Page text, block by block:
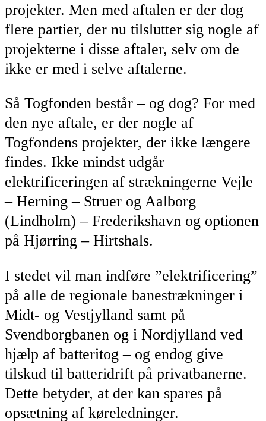
projekter. Men med aftalen er der dog
flere partier, der nu tilslutter sig nogle af
projekterne i disse aftaler, selv om de
ikke er med i selve aftalerne.
Så Togfonden består – og dog? For med
den nye aftale, er der nogle af
Togfondens projekter, der ikke længere
findes. Ikke mindst udgår
elektrificeringen af strækningerne Vejle
– Herning – Struer og Aalborg
(Lindholm) – Frederikshavn og optionen
på Hjørring – Hirtshals.
I stedet vil man indføre ”elektrificering”
på alle de regionale banestrækninger i
Midt- og Vestjylland samt på
Svendborgbanen og i Nordjylland ved
hjælp af batteritog – og endog give
tilskud til batteridrift på privatbanerne.
Dette betyder, at der kan spares på
opsætning af køreledninger.